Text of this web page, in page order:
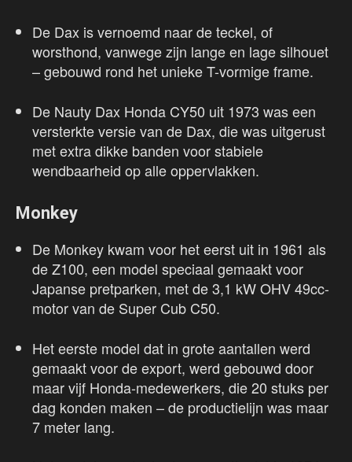
De Dax is vernoemd naar de teckel, of
worsthond, vanwege zijn lange en lage silhouet
– gebouwd rond het unieke T-vormige frame.
De Nauty Dax Honda CY50 uit 1973 was een
versterkte versie van de Dax, die was uitgerust
met extra dikke banden voor stabiele
wendbaarheid op alle oppervlakken.
Monkey
De Monkey kwam voor het eerst uit in 1961 als
de Z100, een model speciaal gemaakt voor
Japanse pretparken, met de 3,1 kW OHV 49cc-
motor van de Super Cub C50.
Het eerste model dat in grote aantallen werd
gemaakt voor de export, werd gebouwd door
maar vijf Honda-medewerkers, die 20 stuks per
dag konden maken – de productielijn was maar
7 meter lang.